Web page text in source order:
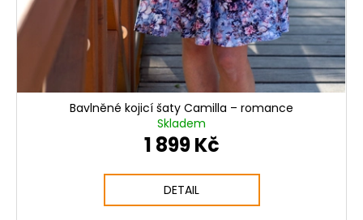
Bavlněné kojicí šaty Camilla – romance
Skladem
1 899 Kč
DETAIL